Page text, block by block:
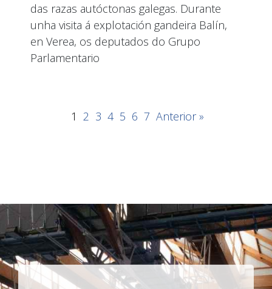
das razas autóctonas galegas. Durante
unha visita á explotación gandeira Balín,
en Verea, os deputados do Grupo
Parlamentario
1 2 3 4 5 6 7 Anterior »